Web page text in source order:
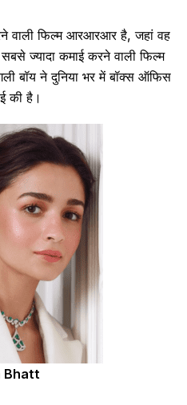
वाली फिल्म आरआरआर है, जहां वह
ज्यादा कमाई करने वाली फिल्म
बॉय ने दुनिया भर में बॉक्स ऑफिस
की है।
Bhatt